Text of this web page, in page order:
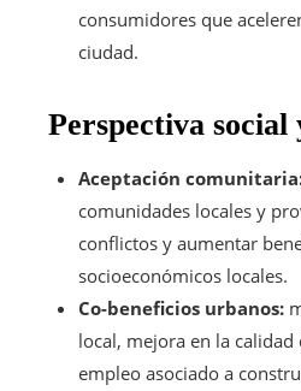
consumidores que
ciudad.
Perspectiva
Aceptación
comunidades locales y
conflictos y aumentar
socioeconómicos locales.
Co-beneficios urbanos:
local, mejora en la
empleo asociado a